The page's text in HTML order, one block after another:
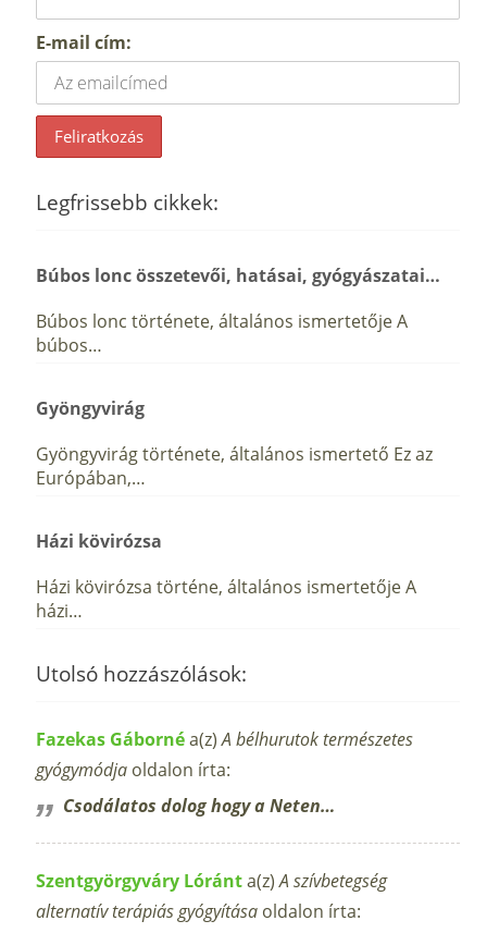
E-mail cím:
Legfrissebb cikkek:
Búbos lonc összetevői, hatásai, gyógyászatai…
Búbos lonc története, általános ismertetője A
búbos…
Gyöngyvirág
Gyöngyvirág története, általános ismertető Ez az
Európában,…
Házi kövirózsa
Házi kövirózsa történe, általános ismertetője A
házi…
Utolsó hozzászólások:
Fazekas Gábornéa(z)A bélhurutok természetes
gyógymódja oldalon írta:
Csodálatos dolog hogy a Neten…
Szentgyörgyváry Lóránta(z)A szívbetegség
alternatív terápiás gyógyítása oldalon írta: